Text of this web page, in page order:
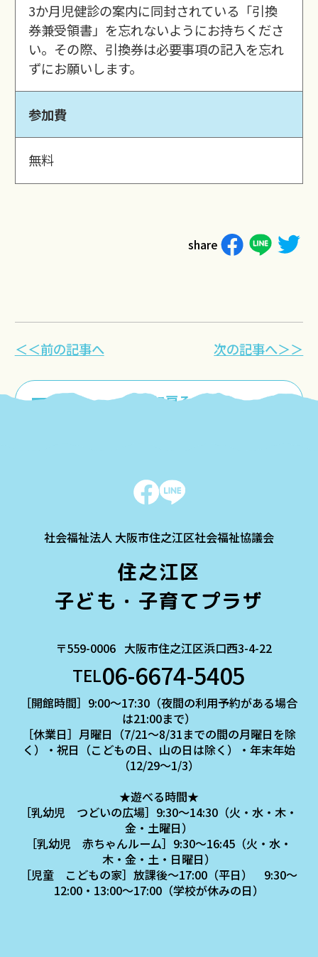
3か月児健診の案内に同封されている「引換
券兼受領書」を忘れないようにお持ちくださ
い。その際、引換券は必要事項の記入を忘れ
ずにお願いします。
参加費
無料
share
＜＜前の記事へ
一覧に戻る
次の記事へ＞＞
社会福祉法人 大阪市住之江区社会福祉協議会
住之江区
子ども・子育てプラザ
〒559-0006 大阪市住之江区浜口西3-4-22
TEL06-6674-5405
［開館時間］9:00～17:30（夜間の利用予約がある場合
は21:00まで）
［休業日］月曜日（7/21～8/31までの間の月曜日を除
く）・祝日（こどもの日、山の日は除く）・年末年始
（12/29～1/3）
★遊べる時間★
［乳幼児 つどいの広場］9:30～14:30（火・水・木・
金・土曜日）
［乳幼児 赤ちゃんルーム］9:30～16:45（火・水・
木・金・土・日曜日）
［児童 こどもの家］放課後～17:00（平日） 9:30～
12:00・13:00～17:00（学校が休みの日）